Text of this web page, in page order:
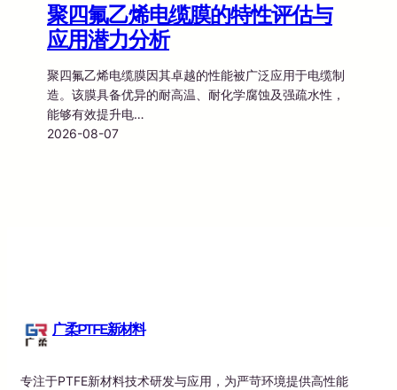
聚四氟乙烯电缆膜的特性评估与
应用潜力分析
聚四氟乙烯电缆膜因其卓越的性能被广泛应用于电缆制
造。该膜具备优异的耐高温、耐化学腐蚀及强疏水性，
能够有效提升电…
2026-08-07
广柔PTFE新材料
专注于PTFE新材料技术研发与应用，为严苛环境提供高性能